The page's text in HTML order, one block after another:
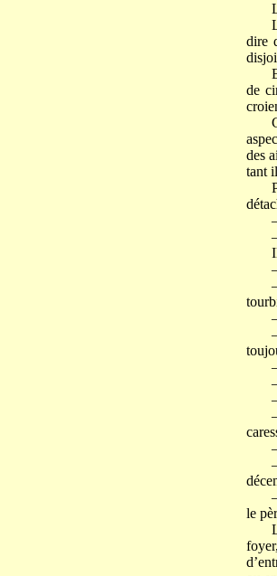
dire
de
des
tant
le